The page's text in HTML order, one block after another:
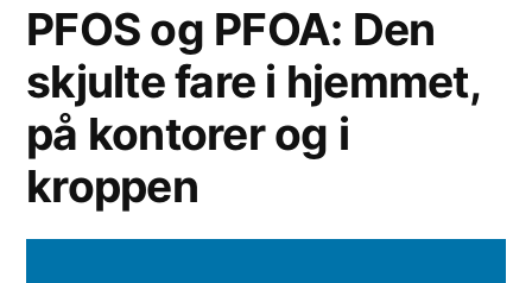
u
m
PFOS og PFOA: Den
skjulte fare i hjemmet,
på kontorer og i
kroppen